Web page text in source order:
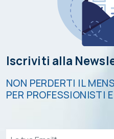
Iscriviti alla
NON PERDERTI IL
PER PROFESSIONISTI
Email*